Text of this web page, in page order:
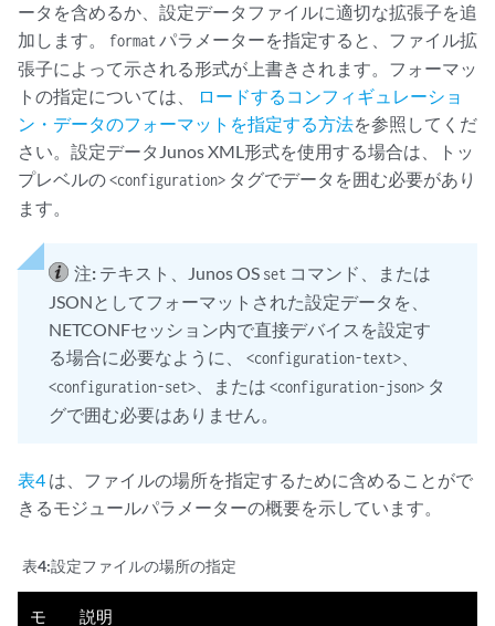
ータを含めるか、設定データファイルに適切な拡張子を追
加します。
formatパラメーターを指定すると、ファイル拡
張子によって示される形式が上書きされます。フォーマッ
トの指定については、
ロードするコンフィギュレーショ
ン・データのフォーマットを指定する方法を参照してくだ
さい。設定データJunos XML形式を使用する場合は、トッ
プレベルの<configuration> タグでデータを囲む必要があり
ます。
注: テキスト、Junos OS set コマンド、または
JSONとしてフォーマットされた設定データを、
NETCONFセッション内で直接デバイスを設定す
る場合に必要なように、 <configuration-text>
<configuration-set> 、または <configuration-json> タ
グで囲む必要はありません。
表4 は、ファイルの場所を指定するために含めることがで
きるモジュールパラメーターの概要を示しています。
表4:設定ファイルの場所の指定
モ
説明